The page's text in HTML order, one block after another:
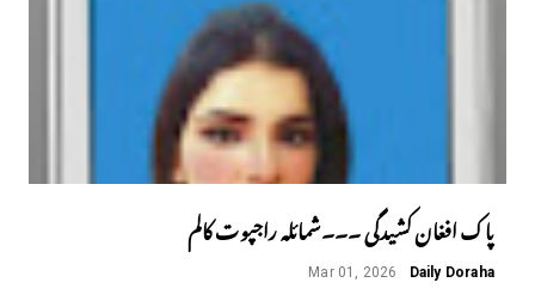
پاک افغان کشیدگی ۔۔۔شمائلہ راجپوت کالم
Daily Doraha
Mar 01, 2026